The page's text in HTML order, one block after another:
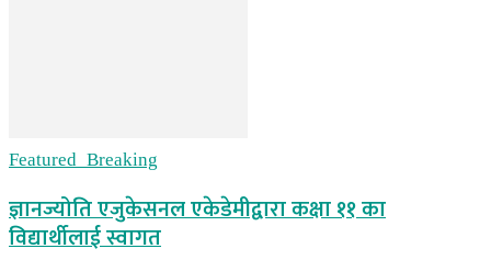
Featured_Breaking
ज्ञानज्योति एजुकेसनल एकेडेमीद्वारा कक्षा ११ का
विद्यार्थीलाई स्वागत